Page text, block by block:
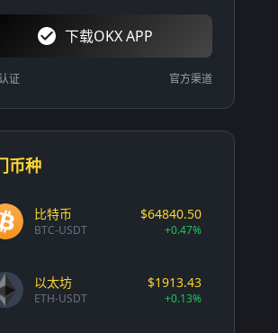
下载OKX APP
证 官方渠道
币种
比特币
BTC-USDT
$64840.50
+0.47%
以太坊
ETH-USDT
$1913.43
+0.13%